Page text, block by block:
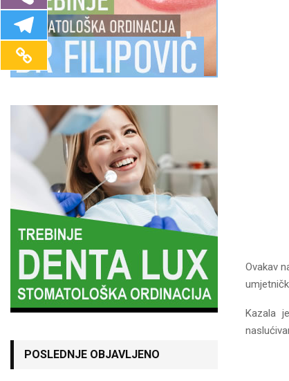
Ovakav
Kazala
POSLEDNJE OBJAVLJENO